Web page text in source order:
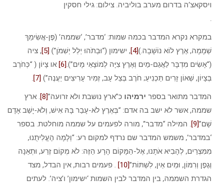
ויסקאצ’ה בדרום מערב בוליביה. צילום: גילי חסקין
.
במקרא נקרא המדבר בכמה שמות: ‘מדבר’, ‘שממה’ (פֶּן-אֲשִׂימֵךְ
שְׁמָמָה, אֶרֶץ לוֹא נוֹשָׁבָה.)[4] , ישימון (“וּבְתֹהוּ יְלֵל יְשִׁמֹן”) [5]
, ציה
(“אָשִׂים מִדְבָּר לַאֲגַם-מַיִם וְאֶרֶץ צִיָּה לְמוֹצָאֵי מָיִם”).[6]
או צָיוֹן ( “כְּחֹרֶב
בְּצָיוֹן, שְׁאוֹן זָרִים תַּכְנִיעַ; חֹרֶב בְּצֵל עָב, זְמִיר עָרִיצִים יַעֲנֶה”) [7]
.
המדבר מתואר בספר ירמיהו כ”ארץ נושבת ולא זרועה”[8]
. ארץ
שממה, אשר לא ישב בה אדם: “בְּאֶרֶץ לֹא-עָבַר בָּהּ אִישׁ, וְלֹא-יָשַׁב אָדָם
שָׁם”[9]
. המילה “מדבר”, מורה לפעמים על שממה מוחלטת. בספר
‘במדבר’, משמש המדבר שם נרדף למקום רע: “וְלָמָה הֶעֱלִיתֻנוּ,
מִמִּצְרַיִם, לְהָבִיא אֹתָנוּ, אֶל-הַמָּקוֹם הָרָע הַזֶּה: לֹא מְקוֹם זֶרַע, וּתְאֵנָה
וְגֶפֶן וְרִמּוֹן, וּמַיִם אַיִן, לִשְׁתּוֹת”[10]
. פעמים רבות, אין הבדל, מצד
הגדרת השממה, בין המדבר לבין השמות ‘ישימון’ ו’ציה’. לעתים